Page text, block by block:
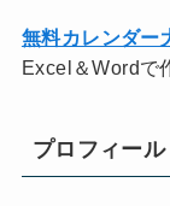
無料カレンダー
Excel＆Wordで
プロフィール